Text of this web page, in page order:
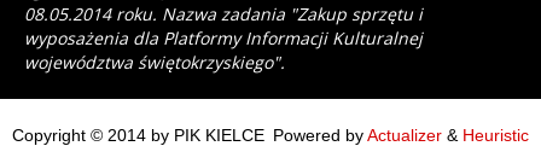
08.05.2014 roku. Nazwa zadania "Zakup sprzętu i
wyposażenia dla Platformy Informacji Kulturalnej
województwa świętokrzyskiego".
Powered byActualizer & Heuristic
Copyright © 2014 by PIK KIELCE